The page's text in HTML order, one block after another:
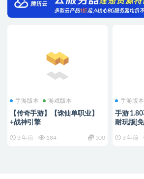
手游版本 游戏版本
【传奇手游】【诛仙单职业】
+战神引擎
3 年前 184 500
手游版本
手游
耐玩版[
3 年前